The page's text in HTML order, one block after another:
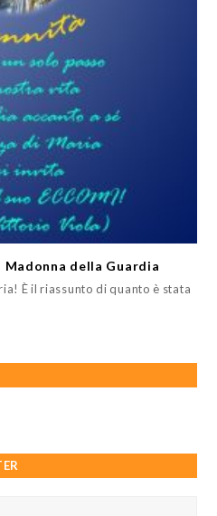
della Guardia
È il riassunto di quanto è stata